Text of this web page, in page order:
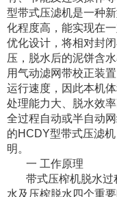
型带式压滤机是一种
化程度高，能实现在
优化设计，将相对封
压，脱水后的泥饼含
用气动滤网带校正装
运行速度，因此本机
处理能力大、脱水效
全过程自动或半自动
的HCDY型带式压滤
明。
一 工作原理
带式压榨机脱水
水及压榨脱水四个重